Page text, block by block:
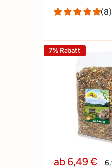
(8)
7% Rabatt
Sonderpreis
ab 6,49 €